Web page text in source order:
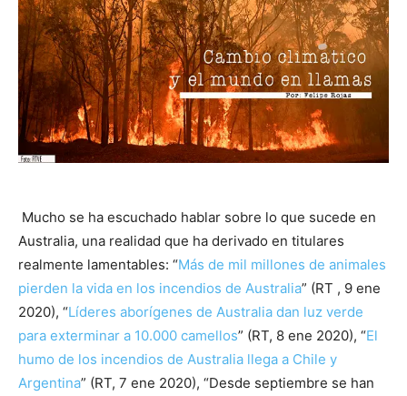
Mucho se ha escuchado hablar sobre lo que sucede en
Australia, una realidad que ha derivado en titulares
realmente lamentables: “Más de mil millones de animales
pierden la vida en los incendios de Australia” (RT , 9 ene
2020), “Líderes aborígenes de Australia dan luz verde
para exterminar a 10.000 camellos” (RT, 8 ene 2020), “El
humo de los incendios de Australia llega a Chile y
Argentina” (RT, 7 ene 2020), “Desde septiembre se han